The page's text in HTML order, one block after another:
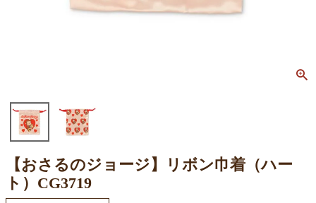
【おさるのジョージ】リボン巾着（ハー
ト）CG3719